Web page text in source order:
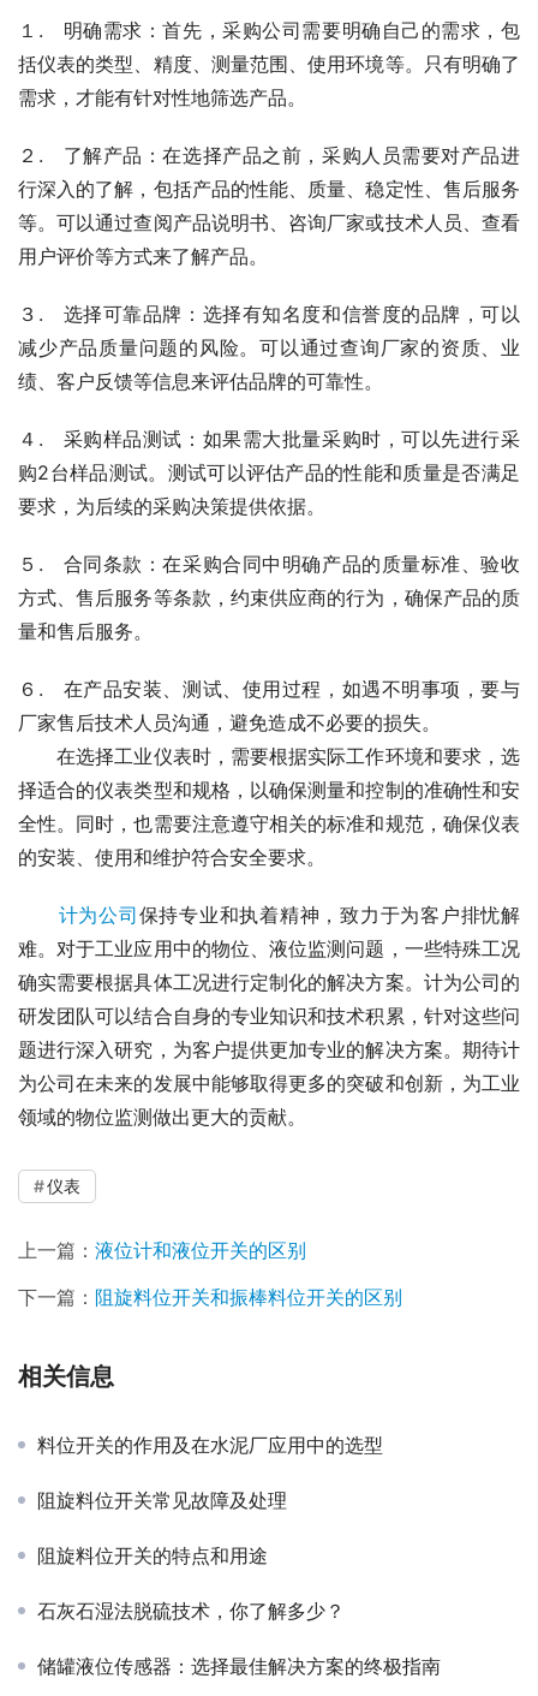
１.　明确需求：首先，采购公司需要明确自己的需求，包
括仪表的类型、精度、测量范围、使用环境等。只有明确了
需求，才能有针对性地筛选产品。
２.　了解产品：在选择产品之前，采购人员需要对产品进
行深入的了解，包括产品的性能、质量、稳定性、售后服务
等。可以通过查阅产品说明书、咨询厂家或技术人员、查看
用户评价等方式来了解产品。
３.　选择可靠品牌：选择有知名度和信誉度的品牌，可以
减少产品质量问题的风险。可以通过查询厂家的资质、业
绩、客户反馈等信息来评估品牌的可靠性。
４.　采购样品测试：如果需大批量采购时，可以先进行采
购2台样品测试。测试可以评估产品的性能和质量是否满足
要求，为后续的采购决策提供依据。
５.　合同条款：在采购合同中明确产品的质量标准、验收
方式、售后服务等条款，约束供应商的行为，确保产品的质
量和售后服务。
６.　在产品安装、测试、使用过程，如遇不明事项，要与
厂家售后技术人员沟通，避免造成不必要的损失。
在选择工业仪表时，需要根据实际工作环境和要求，选
择适合的仪表类型和规格，以确保测量和控制的准确性和安
全性。同时，也需要注意遵守相关的标准和规范，确保仪表
的安装、使用和维护符合安全要求。
计为公司保持专业和执着精神，致力于为客户排忧解
难。对于工业应用中的物位、液位监测问题，一些特殊工况
确实需要根据具体工况进行定制化的解决方案。计为公司的
研发团队可以结合自身的专业知识和技术积累，针对这些问
题进行深入研究，为客户提供更加专业的解决方案。期待计
为公司在未来的发展中能够取得更多的突破和创新，为工业
领域的物位监测做出更大的贡献。
仪表
上一篇： 液位计和液位开关的区别
下一篇： 阻旋料位开关和振棒料位开关的区别
相关信息
料位开关的作用及在水泥厂应用中的选型
阻旋料位开关常见故障及处理
阻旋料位开关的特点和用途
石灰石湿法脱硫技术，你了解多少？
储罐液位传感器：选择最佳解决方案的终极指南